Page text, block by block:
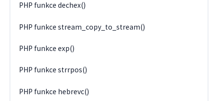
PHP funkce dechex()
PHP funkce stream_copy_to_stream()
PHP funkce exp()
PHP funkce strrpos()
PHP funkce hebrevc()